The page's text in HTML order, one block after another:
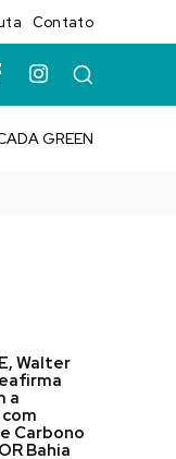
Contato
GREEN
Walter
a
Carbono
Bahia